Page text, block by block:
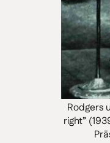
Rodgers
right”